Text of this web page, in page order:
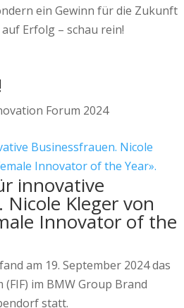
ein Gewinn für die Zukunft
Erfolg – schau rein!
Forum 2024
innovative
Nicole Kleger von
Innovator of the
am 19. September 2024 das
im BMW Group Brand
statt.